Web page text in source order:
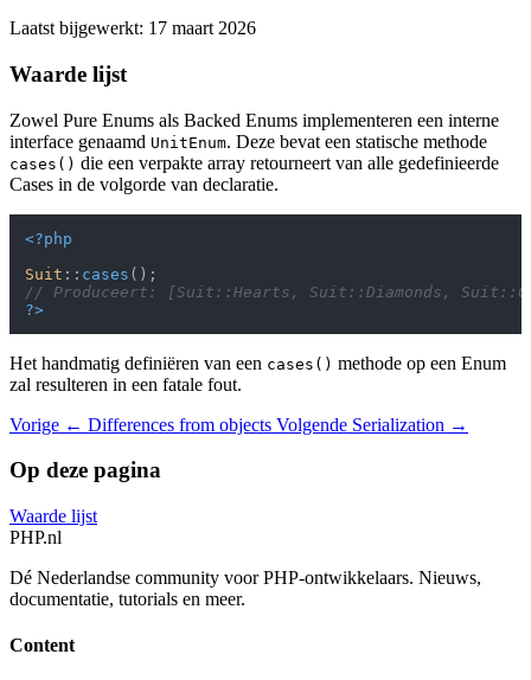
Laatst bijgewerkt: 17 maart 2026
Waarde lijst
Zowel Pure Enums als Backed Enums implementeren een interne
interface genaamd UnitEnum. Deze bevat een statische methode
cases() die een verpakte array retourneert van alle gedefinieerde
Cases in de volgorde van declaratie.
<?php
Suit :: cases
// Produceert: [Suit::Hearts, Suit::Diamonds,
?>
Het handmatig definiëren van een cases() methode op een Enum
zal resulteren in een fatale fout.
Vorige ← Differences from objects Volgende Serialization →
Op deze pagina
Waarde lijst
PHP.nl
Dé Nederlandse community voor PHP-ontwikkelaars. Nieuws,
documentatie, tutorials en meer.
Content